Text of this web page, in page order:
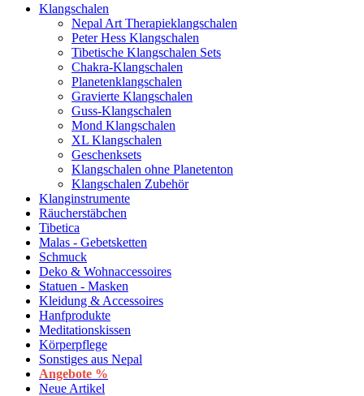
Klangschalen
Nepal Art Therapieklangschalen
Peter Hess Klangschalen
Tibetische Klangschalen Sets
Chakra-Klangschalen
Planetenklangschalen
Gravierte Klangschalen
Guss-Klangschalen
Mond Klangschalen
XL Klangschalen
Geschenksets
Klangschalen ohne Planetenton
Klangschalen Zubehör
Klanginstrumente
Räucherstäbchen
Tibetica
Malas - Gebetsketten
Schmuck
Deko & Wohnaccessoires
Statuen - Masken
Kleidung & Accessoires
Hanfprodukte
Meditationskissen
Körperpflege
Sonstiges aus Nepal
Angebote %
Neue Artikel